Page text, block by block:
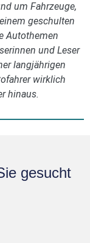
um Fahrzeuge,
geschulten
Autothemen
und Leser
langjährigen
wirklich
hinaus.
gesucht